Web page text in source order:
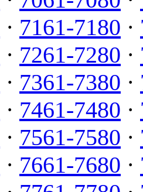
· 7161-7180 ·
· 7261-7280 ·
· 7361-7380 ·
· 7461-7480 ·
· 7561-7580 ·
· 7661-7680 ·